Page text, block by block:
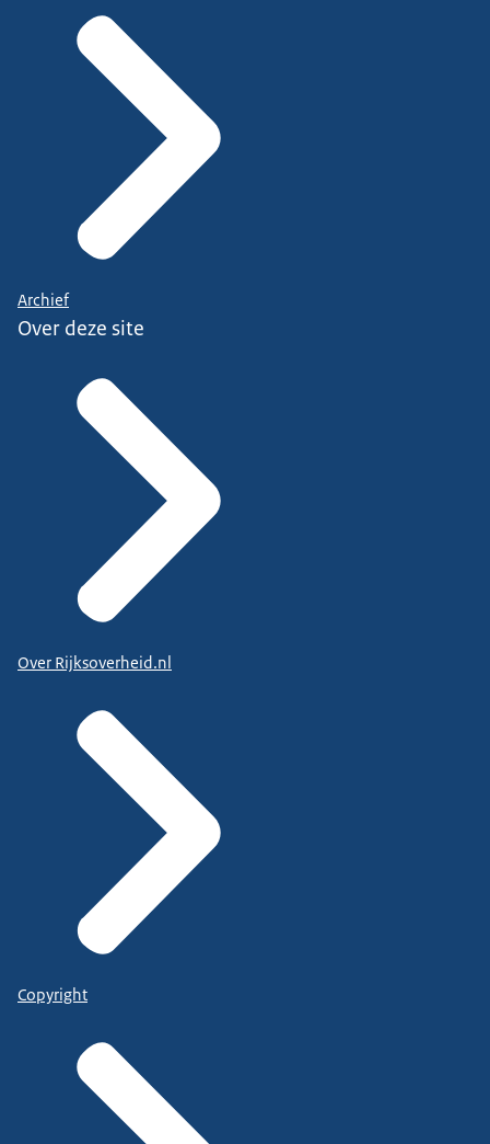
Archief
Over deze site
Over Rijksoverheid.nl
Copyright